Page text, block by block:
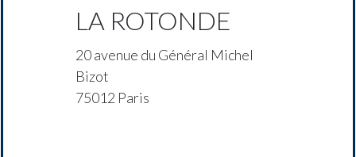
LA ROTONDE
20 avenue du Général Michel
Bizot
75012 Paris